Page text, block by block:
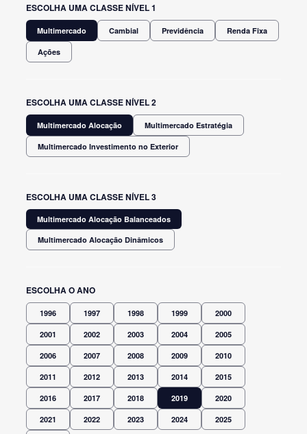
ESCOLHA UMA CLASSE NÍVEL 1
Multimercado Cambial Previdência Renda Fixa
Ações
ESCOLHA UMA CLASSE NÍVEL 2
Multimercado Alocação Multimercado Estratégia
Multimercado Investimento no Exterior
ESCOLHA UMA CLASSE NÍVEL 3
Multimercado Alocação Balanceados
Multimercado Alocação Dinâmicos
ESCOLHA O ANO
1996 1997 1998 1999 2000
2001 2002 2003 2004 2005
2006 2007 2008 2009 2010
2011 2012 2013 2014 2015
2016 2017 2018 2019 2020
2021 2022 2023 2024 2025